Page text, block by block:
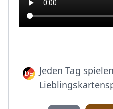
Jeden Tag